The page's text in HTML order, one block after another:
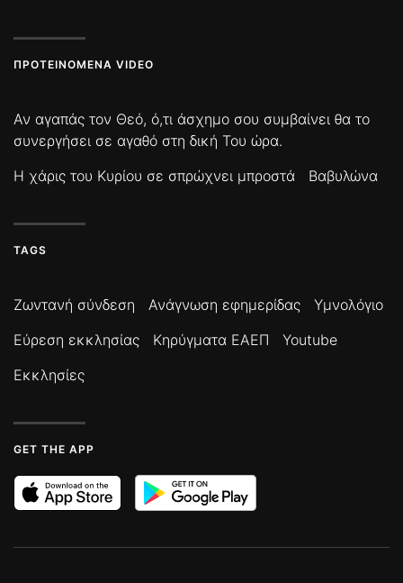
ΠΡΟΤΕΙΝΌΜΕΝΑ VIDEO
Αν αγαπάς τον Θεό, ό,τι άσχημο σου συμβαίνει θα το
συνεργήσει σε αγαθό στη δική Του ώρα.
Η χάρις του Κυρίου σε σπρώχνει μπροστά
Βαβυλώνα
TAGS
Ζωντανή σύνδεση Ανάγνωση εφημερίδας
Υμνολόγιο
Εύρεση εκκλησίας
Κηρύγματα ΕΑΕΠ
Youtube
Εκκλησίες
GET THE APP